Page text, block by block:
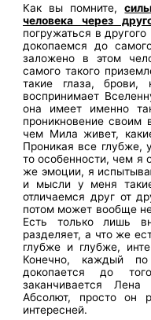
Как вы помните,
человека через
погружаться в
докопаемся до
заложено в этом
самого такого
такие глаза, брови,
воспринимает
она имеет именно
проникновение своим
чем Мила живет,
Проникая все глубже,
то особенности, чем я
же эмоции, я
и мысли у меня
отличаемся друг от
потом может вообще
Есть только лишь
разделяет, а что же
глубже и глубже,
Конечно, каждый
докопается до
заканчивается
Абсолют, просто он
интересней.